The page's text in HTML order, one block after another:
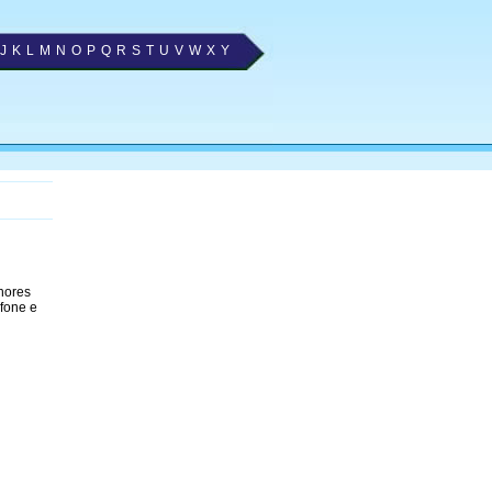
J K L M N O P Q R S T U V W X Y
e